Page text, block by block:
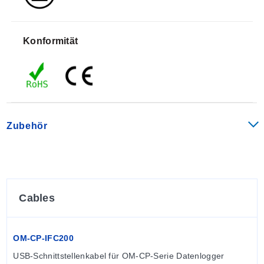
Excel exportiert werden.
Das Speichermedium ist nichtflüchtiger
selbst bei entladener Batterie gewährleistet. Seine
kleine Größe erlaubt eine fast universelle
Sie ihn in einen verfügbaren USB-Anschluss und die
benutzerfreundliche Windows®-Software erledigt den
exportiert werden. Der OM-CP-TEMP101A wurde mit
sodass bereits im Feld eingesetzte Datenlogger mit
neuen technologischen Entwicklungen mitwachsen
Fabrik zurückgeschickt werden. Der Benutzer kann
Konformität
Zubehör
Cables
OM-CP-IFC200
USB-Schnittstellenkabel für OM-CP-Serie Datenlogger